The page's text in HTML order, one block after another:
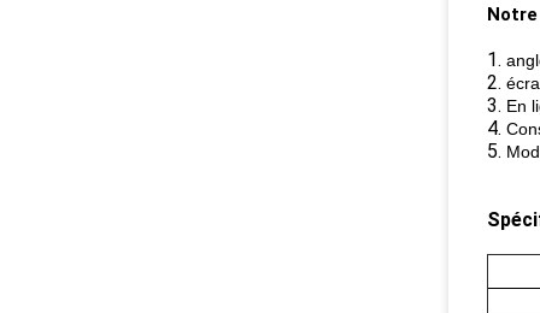
Notre
1.
2.
3. En
4.
5.